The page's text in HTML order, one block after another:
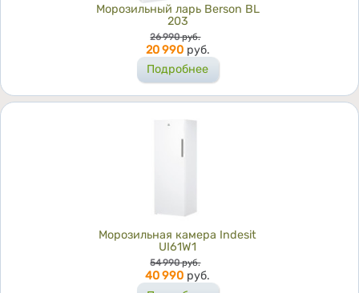
Морозильный ларь Berson BL
203
Цена
26 990 руб.
20 990 руб.
Подробнее
Морозильная камера Indesit
UI61W1
Цена
54 990 руб.
40 990 руб.